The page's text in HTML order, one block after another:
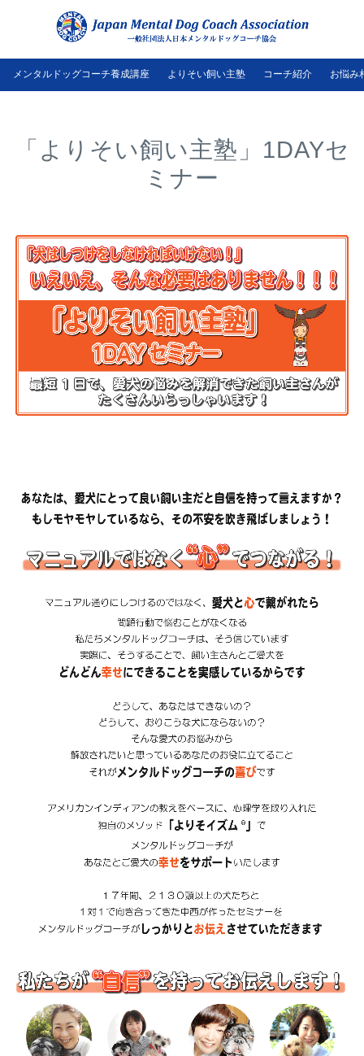
メンタルドッグコーチ養成講座 よりそい飼い主塾 コーチ紹介 お悩み
「よりそい飼い主塾」1DAYセ
ミナー